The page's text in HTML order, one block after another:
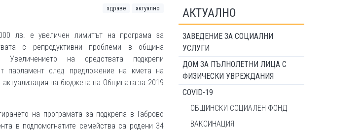
здраве актуално
лв. е увеличен лимитът на програма за
с репродуктивни проблеми в община
Увеличението на средствата подкрепи
парламент след предложение на кмета на
актуализация на бюджета на Общината за 2019
на програмата за подкрепа в Габрово
в подпомогнатите семейства са родени 34
АКТУАЛНО
ЗАВЕДЕНИЕ ЗА СОЦИАЛНИ
УСЛУГИ
ДОМ ЗА ПЪЛНОЛЕТНИ ЛИЦА С
ФИЗИЧЕСКИ УВРЕЖДАНИЯ
COVID-19
ОБЩИНСКИ СОЦИАЛЕН ФОНД
ВАКСИНАЦИЯ